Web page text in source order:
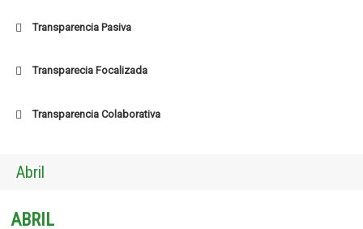
Transparencia Pasiva
Transparecia Focalizada
Transparencia Colaborativa
Abril
ABRIL